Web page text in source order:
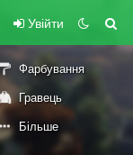
Увійти
Фарбування
Гравець
Більше